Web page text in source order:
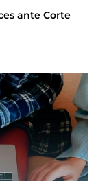
ante Corte